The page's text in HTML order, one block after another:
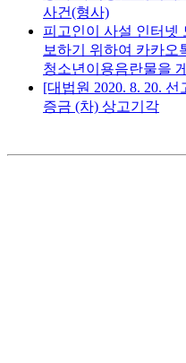
사건(형사)
피고인이 사설 인터넷
보하기 위하여 카카오
청소년이용음란물을
[대법원 2020. 8. 20. 선
증금 (차) 상고기각